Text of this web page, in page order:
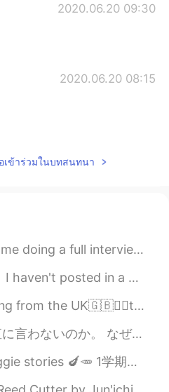
2020.06.20 09:30
2020.06.20 08:15
เข้าร่วมในบทสนทนา
all in Japanese. It was great language p...
ると家族に 会いの最後の日です。 Today is my last day in the UK...
you my lovely friends. Every morning is a chance t...
実は何も無い、自分の中で？ なら、そういう人も探されるとする、、 でも、時間がなかかるから、無駄遣...
生の子達は２ヶ月間 学んできた I like... I don’t like... Do you lik...